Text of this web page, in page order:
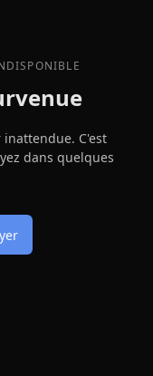
C'est
dans quelques